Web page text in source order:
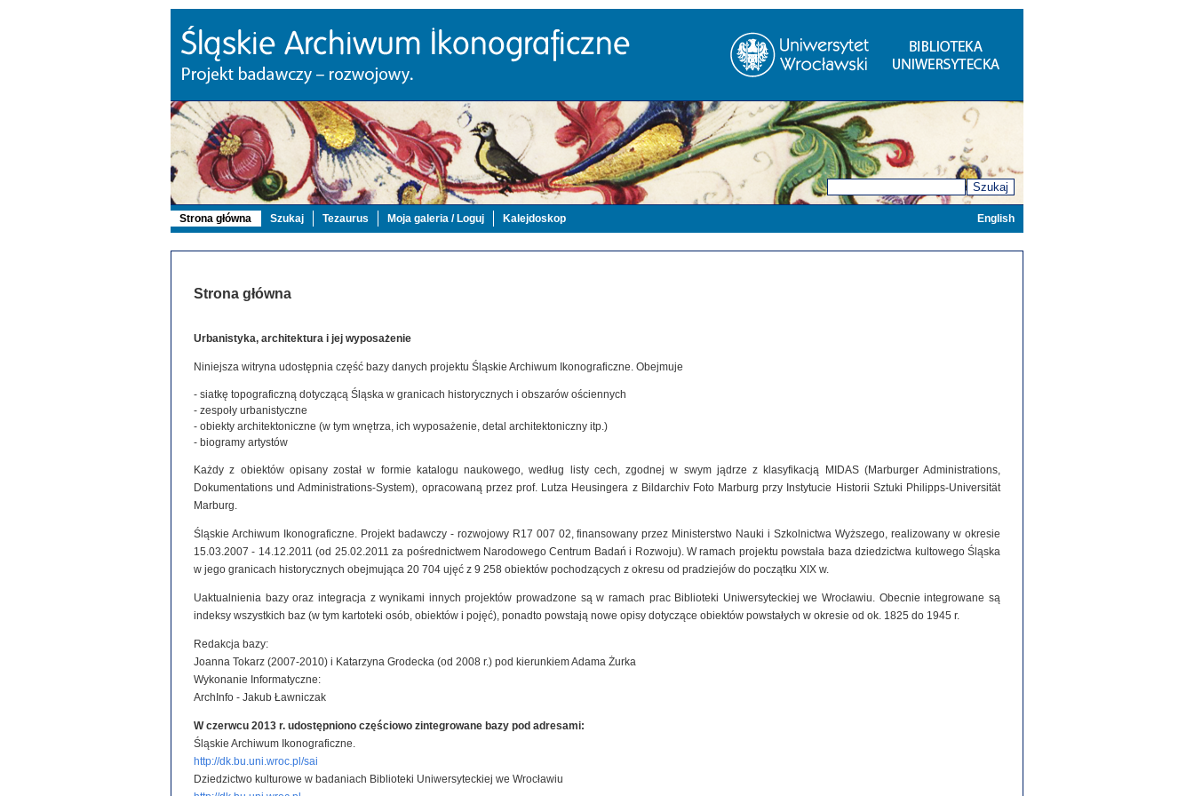
Szukaj
Strona główna Szukaj Tezaurus Moja galeria / Loguj Kalejdoskop English
Strona główna
Urbanistyka, architektura i jej wyposażenie
Niniejsza witryna udostępnia część bazy danych projektu Śląskie Archiwum Ikonograficzne. Obejmuje
- siatkę topograficzną dotyczącą Śląska w granicach historycznych i obszarów ościennych
- zespoły urbanistyczne
- obiekty architektoniczne (w tym wnętrza, ich wyposażenie, detal architektoniczny itp.)
- biogramy artystów
Każdy z obiektów opisany został w formie katalogu naukowego, według listy cech, zgodnej w swym jądrze z klasyfikacją MIDAS (Marburger Administrations,
Dokumentations und Administrations-System), opracowaną przez prof. Lutza Heusingera z Bildarchiv Foto Marburg przy Instytucie Historii Sztuki Philipps-Universität
Marburg.
Śląskie Archiwum Ikonograficzne. Projekt badawczy - rozwojowy R17 007 02, finansowany przez Ministerstwo Nauki i Szkolnictwa Wyższego, realizowany w okresie
15.03.2007 - 14.12.2011 (od 25.02.2011 za pośrednictwem Narodowego Centrum Badań i Rozwoju). W ramach projektu powstała baza dziedzictwa kultowego Śląska
w jego granicach historycznych obejmująca 20 704 ujęć z 9 258 obiektów pochodzących z okresu od pradziejów do początku XIX w.
Uaktualnienia bazy oraz integracja z wynikami innych projektów prowadzone są w ramach prac Biblioteki Uniwersyteckiej we Wrocławiu. Obecnie integrowane są
indeksy wszystkich baz (w tym kartoteki osób, obiektów i pojęć), ponadto powstają nowe opisy dotyczące obiektów powstałych w okresie od ok. 1825 do 1945 r.
Redakcja bazy:
Joanna Tokarz (2007-2010) i Katarzyna Grodecka (od 2008 r.) pod kierunkiem Adama Żurka
Wykonanie Informatyczne:
ArchInfo - Jakub Ławniczak
W czerwcu 2013 r. udostępniono częściowo zintegrowane bazy pod adresami:
Śląskie Archiwum Ikonograficzne.
http://dk.bu.uni.wroc.pl/sai
Dziedzictwo kulturowe w badaniach Biblioteki Uniwersyteckiej we Wrocławiu